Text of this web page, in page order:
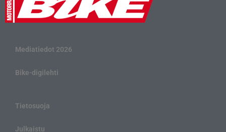
Mediatiedot 2026
Bike-digilehti
Tietosuoja
Julkaistu